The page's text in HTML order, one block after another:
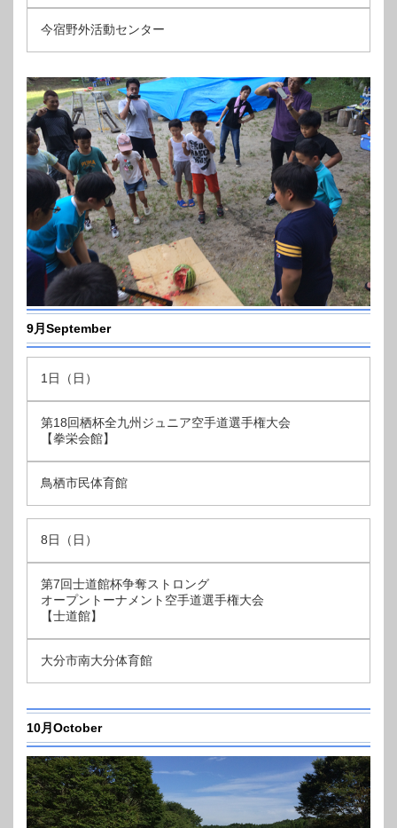
今宿野外活動センター
9月September
1日（日）
第18回栖杯全九州ジュニア空手道選手権大会
【拳栄会館】
鳥栖市民体育館
8日（日）
第7回士道館杯争奪ストロング
オープントーナメント空手道選手権大会
【士道館】
大分市南大分体育館
10月October